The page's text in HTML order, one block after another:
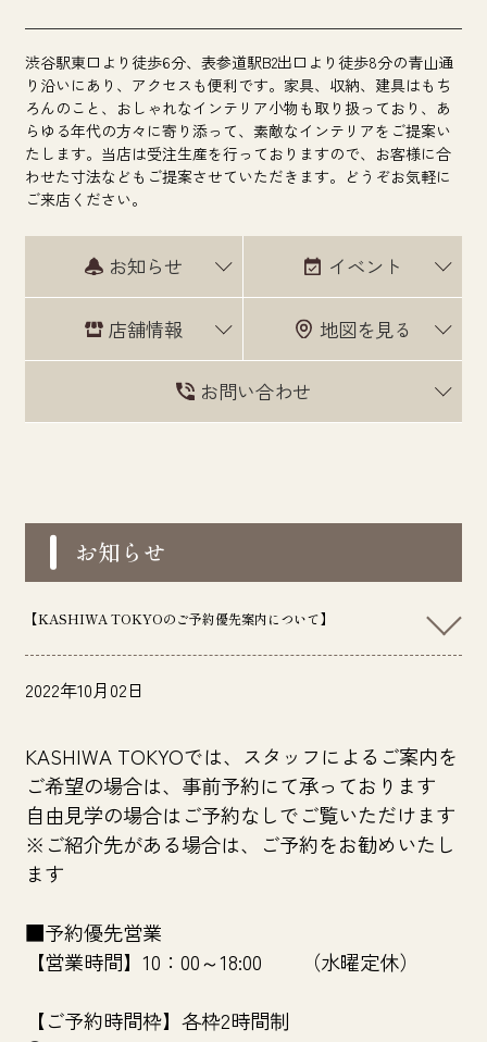
渋谷駅東口より徒歩6分、表参道駅B2出口より徒歩8分の青山通
り沿いにあり、アクセスも便利です。家具、収納、建具はもち
ろんのこと、おしゃれなインテリア小物も取り扱っており、あ
らゆる年代の方々に寄り添って、素敵なインテリアをご提案い
たします。当店は受注生産を行っておりますので、お客様に合
わせた寸法などもご提案させていただきます。どうぞお気軽に
ご来店ください。
お知らせ イベント
店舗情報 地図を見る
お問い合わせ
お知らせ
【KASHIWA TOKYOのご予約優先案内について】
2022年10月02日
KASHIWA TOKYOでは、スタッフによるご案内を
ご希望の場合は、事前予約にて承っております
自由見学の場合はご予約なしでご覧いただけます
※ご紹介先がある場合は、ご予約をお勧めいたし
ます
■予約優先営業
【営業時間】10：00～18:00 （水曜定休）
【ご予約時間枠】各枠2時間制